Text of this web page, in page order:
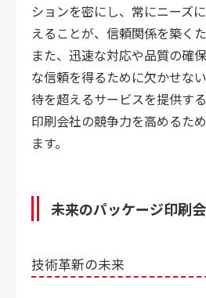
ションを密にし、常にニーズ
えることが、信頼関係を築く
また、迅速な対応や品質の確
な信頼を得るために欠かせな
待を超えるサービスを提供す
印刷会社の競争力を高めるた
ます。
未来のパッケージ印刷
技術革新の未来